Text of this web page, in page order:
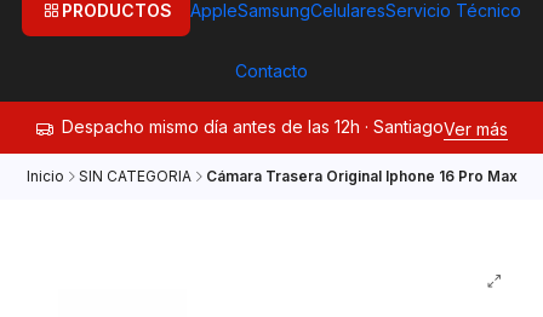
PRODUCTOS AppleSamsungCelularesServicio Técnico
Contacto
Despacho mismo día antes de las 12h · SantiagoVer más
Inicio SIN CATEGORIA Cámara Trasera Original Iphone 16 Pro Max